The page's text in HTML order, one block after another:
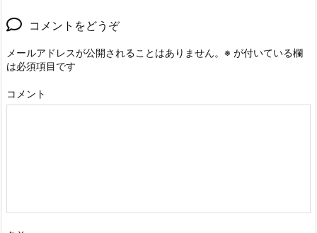
コメントをどうぞ
メールアドレスが公開されることはありません。 ※ が付いている欄
は必須項目です
コメント